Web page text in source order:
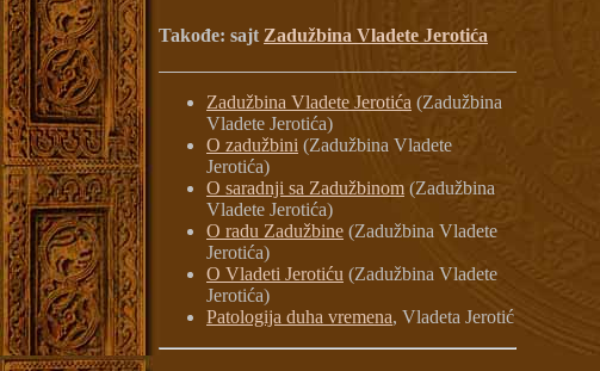
Takođe: sajt Zadužbina Vladete Jerotića
Zadužbina Vladete Jerotića (Zadužbina
Vladete Jerotića)
O zadužbini (Zadužbina Vladete
Jerotića)
O saradnji sa Zadužbinom (Zadužbina
Vladete Jerotića)
O radu Zadužbine (Zadužbina Vladete
Jerotića)
O Vladeti Jerotiću (Zadužbina Vladete
Jerotića)
Patologija duha vremena, Vladeta Jerotić